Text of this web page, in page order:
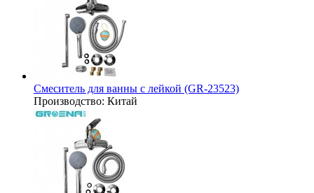
Смеситель для ванны с лейкой (GR-23523)
Производство: Китай